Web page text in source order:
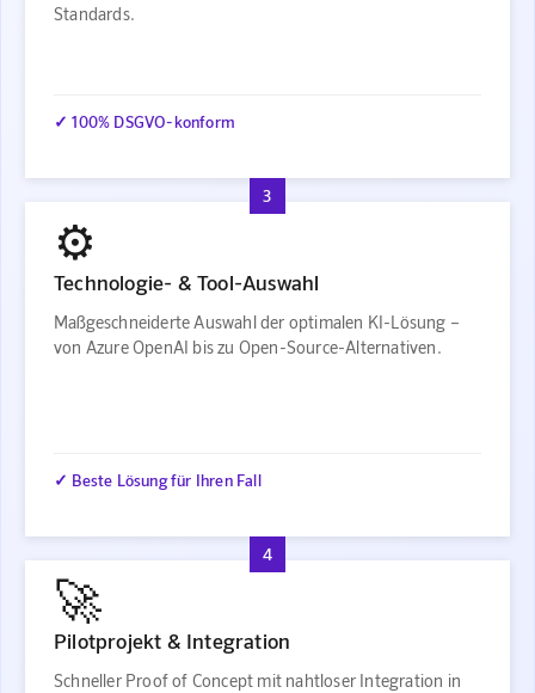
Standards.
✓ 100% DSGVO-konform
3
⚙️
Technologie- & Tool-Auswahl
Maßgeschneiderte Auswahl der optimalen KI-Lösung –
von Azure OpenAI bis zu Open-Source-Alternativen.
✓ Beste Lösung für Ihren Fall
4
🚀
Pilotprojekt & Integration
Schneller Proof of Concept mit nahtloser Integration in